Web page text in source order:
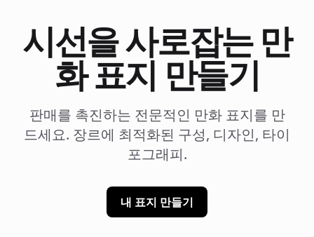
시선을 사로잡는 만
화 표지 만들기
판매를 촉진하는 전문적인 만화 표지를 만
드세요. 장르에 최적화된 구성, 디자인, 타이
포그래피.
내 표지 만들기